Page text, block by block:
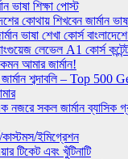
ভাষা শিক্ষা পোস্ট
কোথায় শিখবেন জার্মান
ভাষা শেখা কোর্স
লেভেল A1 কোর্স
আমার জার্মান!
জার্মান শব্দাবলি – Top
নজরে সকল জার্মান ব্যাসিক
কাস্টমস/ইমিগ্রেশন
টিকেট এবং খুঁটিনাটি